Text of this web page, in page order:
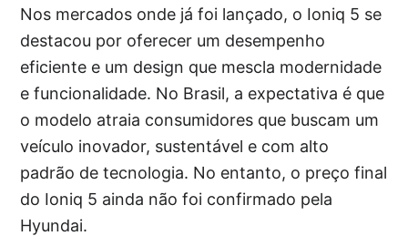
Nos mercados onde já foi lançado, o Ioniq 5 se
destacou por oferecer um desempenho
eficiente e um design que mescla modernidade
e funcionalidade. No Brasil, a expectativa é que
o modelo atraia consumidores que buscam um
veículo inovador, sustentável e com alto
padrão de tecnologia. No entanto, o preço final
do Ioniq 5 ainda não foi confirmado pela
Hyundai.